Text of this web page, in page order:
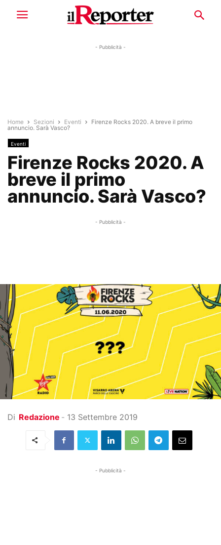
- Pubblicità -
Home Sezioni Eventi
Firenze Rocks 2020. A breve il primo
annuncio. Sarà Vasco?
Eventi
Firenze Rocks 2020. A
breve il primo
annuncio. Sarà Vasco?
- Pubblicità -
Di Redazione - 13 Settembre 2019
- Pubblicità -